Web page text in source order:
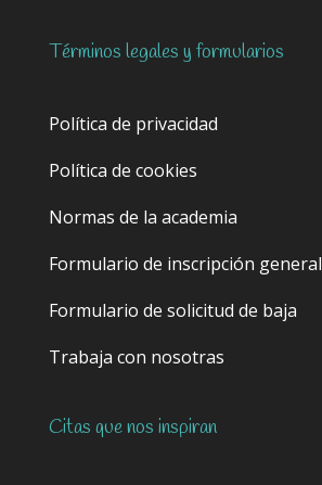
Términos legales y formularios
Política de privacidad
Política de cookies
Normas de la academia
Formulario de inscripción general
Formulario de solicitud de baja
Trabaja con nosotras
Citas que nos inspiran